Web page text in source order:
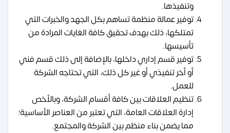
وتنفيذها.
توفير عمالة منظمة تساهم بكل الجهد والخبرات التي
تمتلكها، ذلك بهدف تحقيق كافة الغايات المرادة من
تأسيسها.
توفير قسم إداري داخلها، بالإضافة إلى ذلك قسم فني
أو أخر تنفيذي أو غير كل ذلك، التي تحتاجه الشركة
للعمل.
تنظيم العلاقات بين كافة أقسام الشركة، وبالأخص
إدارة العلاقات العامة، التي تعتبر من العناصر الأساسية؛
مما يضمن بناء منظم بين الشركة والمجتمع.